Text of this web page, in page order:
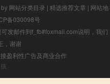
网站分类目录 | 精选推荐文章 | 网站地
备030098号
发邮件到f_fb#foxmail.com说明，我们
，谢谢
盈利性广告及商业合作